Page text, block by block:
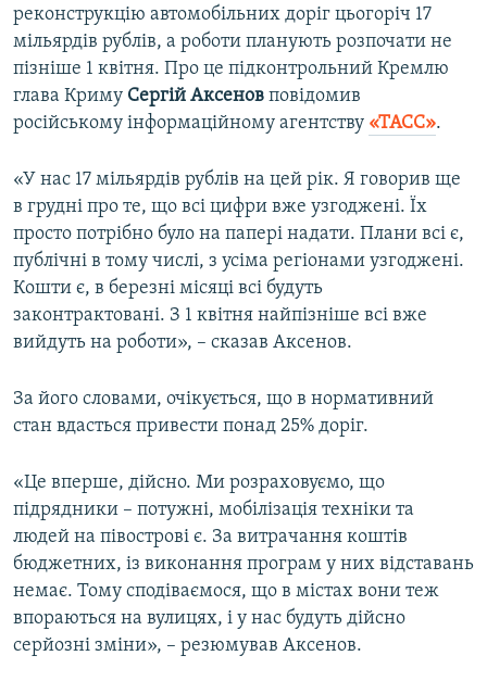
Усі сайти RFE/RL
реконструкцію автомобільних доріг цьогоріч 17
мільярдів рублів, а роботи планують розпочати не
пізніше 1 квітня. Про це підконтрольний Кремлю
глава Криму Сергій Аксенов повідомив
російському інформаційному агентству «ТАСС».
«У нас 17 мільярдів рублів на цей рік. Я говорив ще
в грудні про те, що всі цифри вже узгоджені. Їх
просто потрібно було на папері надати. Плани всі є,
публічні в тому числі, з усіма регіонами узгоджені.
Кошти є, в березні місяці всі будуть
законтрактовані. З 1 квітня найпізніше всі вже
вийдуть на роботи», – сказав Аксенов.
За його словами, очікується, що в нормативний
стан вдасться привести понад 25% доріг.
«Це вперше, дійсно. Ми розраховуємо, що
підрядники – потужні, мобілізація техніки та
людей на півострові є. За витрачання коштів
бюджетних, із виконання програм у них відставань
немає. Тому сподіваємося, що в містах вони теж
впораються на вулицях, і у нас будуть дійсно
серйозні зміни», – резюмував Аксенов.